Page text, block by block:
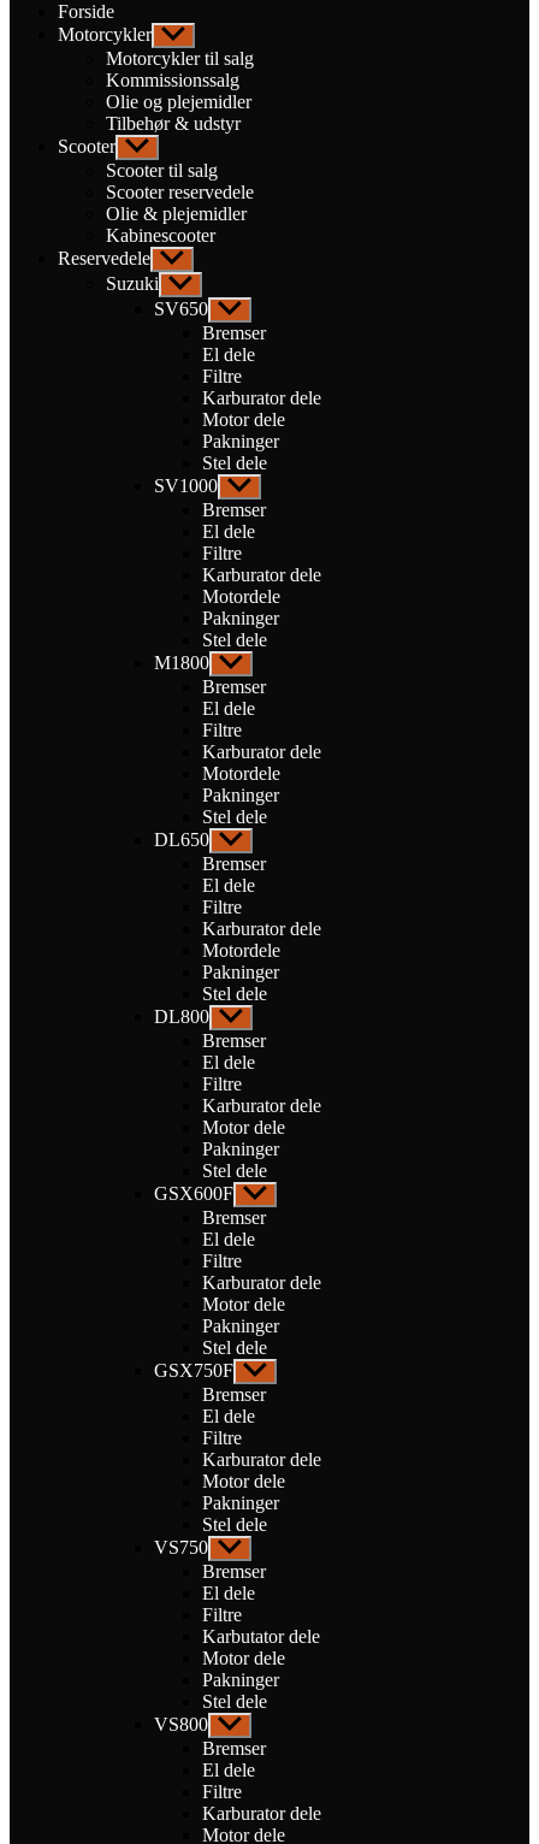
Forside
Motorcykler Vis
undermenu
Motorcykler til salg
Kommissionssalg
Olie og plejemidler
Tilbehør & udstyr
Scooter Vis
undermenu
Scooter til salg
Scooter reservedele
Olie & plejemidler
Kabinescooter
Reservedele Vis
undermenu
Suzuki Vis
undermenu
SV650 Vis
undermenu
Bremser
El dele
Filtre
Karburator dele
Motor dele
Pakninger
Stel dele
SV1000 Vis
undermenu
Bremser
El dele
Filtre
Karburator dele
Motordele
Pakninger
Stel dele
M1800 Vis
undermenu
Bremser
El dele
Filtre
Karburator dele
Motordele
Pakninger
Stel dele
DL650 Vis
undermenu
Bremser
El dele
Filtre
Karburator dele
Motordele
Pakninger
Stel dele
DL800 Vis
undermenu
Bremser
El dele
Filtre
Karburator dele
Motor dele
Pakninger
Stel dele
GSX600F Vis
undermenu
Bremser
El dele
Filtre
Karburator dele
Motor dele
Pakninger
Stel dele
GSX750F Vis
undermenu
Bremser
El dele
Filtre
Karburator dele
Motor dele
Pakninger
Stel dele
VS750 Vis
undermenu
Bremser
El dele
Filtre
Karbutator dele
Motor dele
Pakninger
Stel dele
VS800 Vis
undermenu
Bremser
El dele
Filtre
Karburator dele
Motor dele